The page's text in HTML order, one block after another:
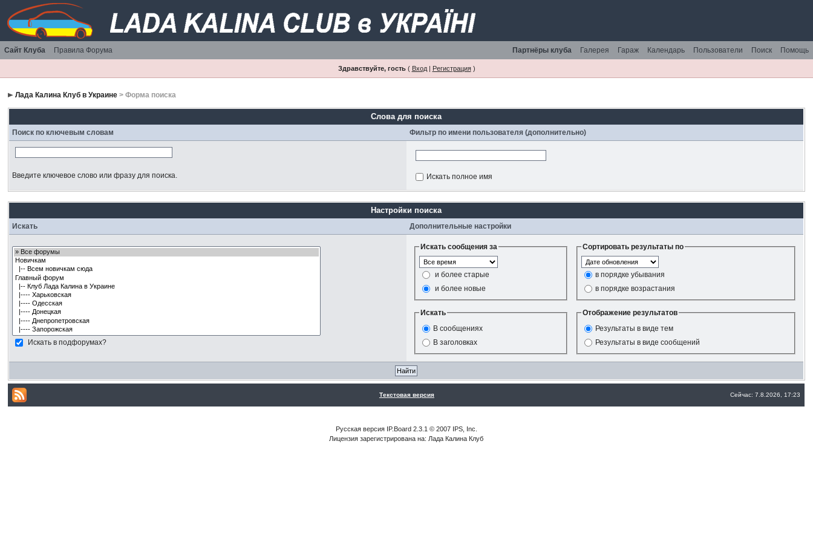
Сайт Клуба Правила Форума Помощь
Поиск
Пользователи
Календарь
Гараж
Галерея
Партнёры клуба
Здравствуйте, гость( Вход| Регистрация)
Лада Калина Клуб в Украине > Форма поиска
Слова для поиска
Поиск по ключевым словам Фильтр по имени пользователя (дополнительно)
Введите ключевое слово или фразу для поиска. Искать полное имя
Настройки поиска
Искать Дополнительные настройки
Искать в подфорумах?
Искать сообщения за
и более старые
и более новые
Сортировать результаты по
в порядке убывания
в порядке возрастания
Искать
В сообщениях
В заголовках
Отображение результатов
Результаты в виде тем
Результаты в виде сообщений
Текстовая версия Сейчас: 7.8.2026, 17:23
Русская версия IP.Board 2.3.1 © 2007 IPS, Inc.
Лицензия зарегистрирована на: Лада Калина Клуб